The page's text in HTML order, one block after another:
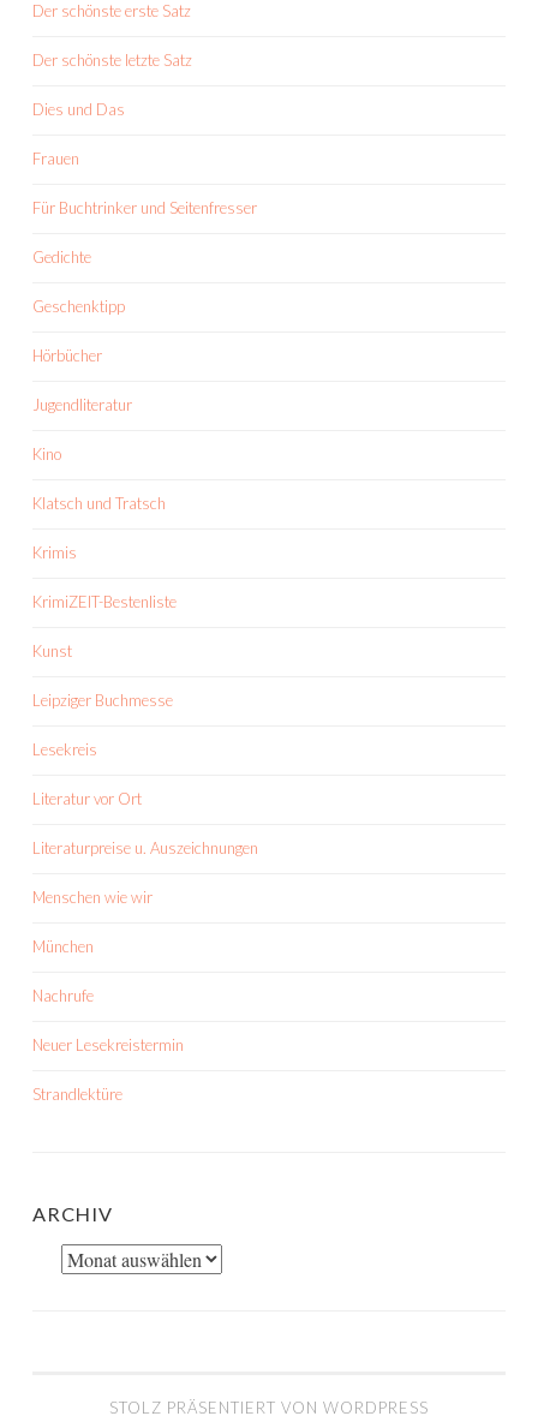
Der schönste erste Satz
Der schönste letzte Satz
Dies und Das
Frauen
Für Buchtrinker und Seitenfresser
Gedichte
Geschenktipp
Hörbücher
Jugendliteratur
Kino
Klatsch und Tratsch
Krimis
KrimiZEIT-Bestenliste
Kunst
Leipziger Buchmesse
Lesekreis
Literatur vor Ort
Literaturpreise u. Auszeichnungen
Menschen wie wir
München
Nachrufe
Neuer Lesekreistermin
Strandlektüre
ARCHIV
Archiv
STOLZ PRÄSENTIERT VON WORDPRESS